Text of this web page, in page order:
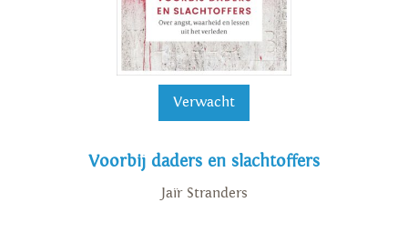
Verwacht
Voorbij daders en slachtoffers
Jaïr Stranders